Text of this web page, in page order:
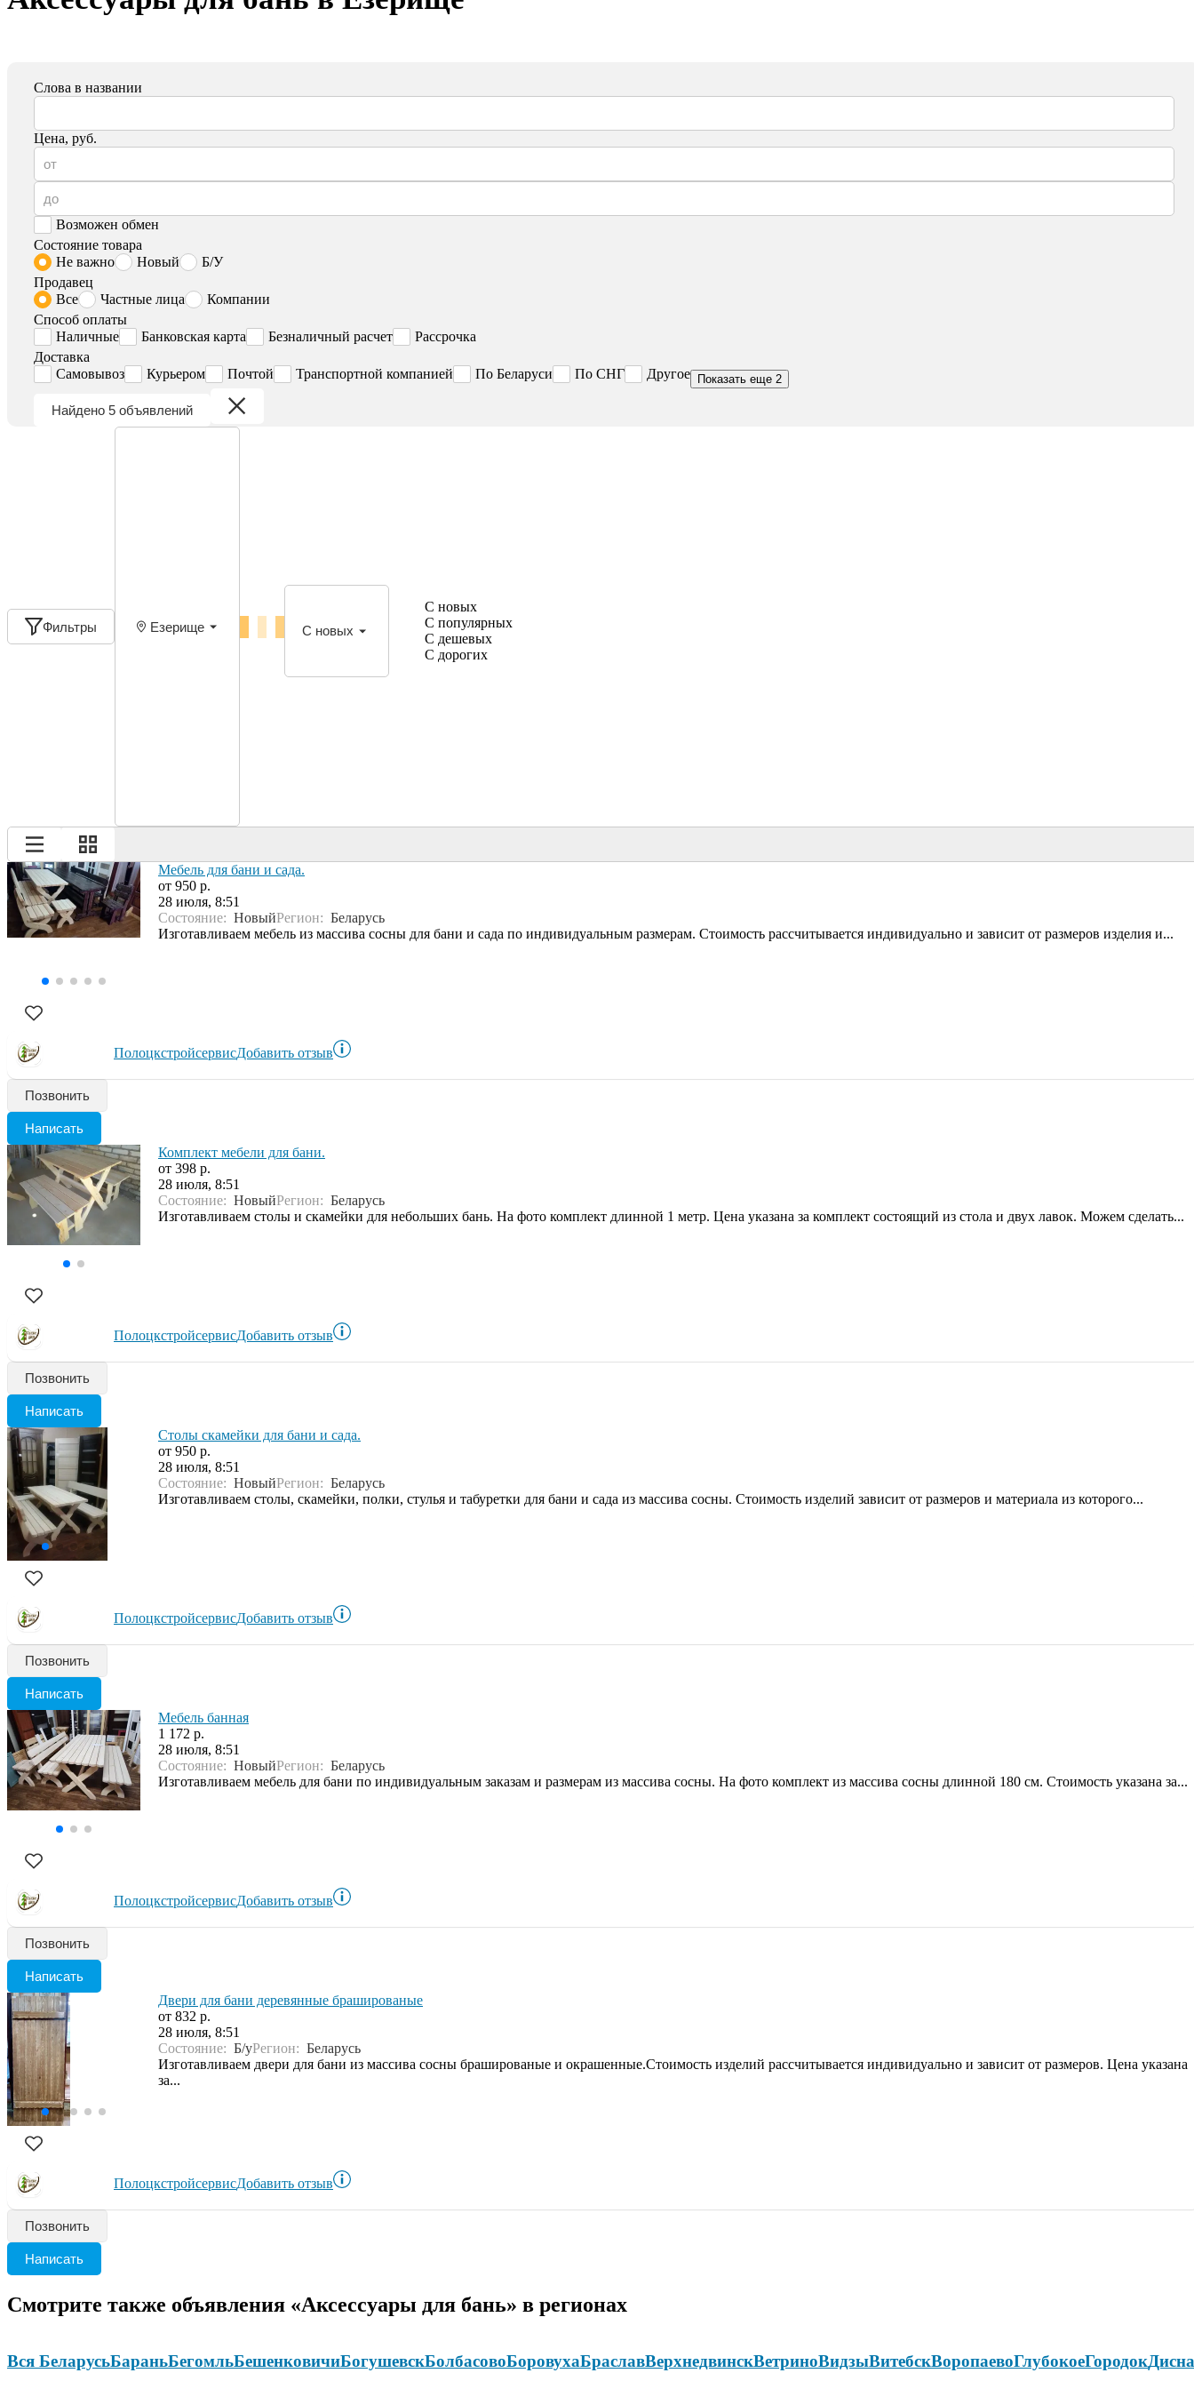
Слова в названии
Цена, руб.
Возможен обмен
Состояние товара
Не важно
Новый
Б/У
Продавец
Все
Частные лица
Компании
Способ оплаты
Наличные
Банковская карта Безналичный расчет
Рассрочка
Доставка
Самовывоз
Курьером Почтой Транспортной компанией По Беларуси По СНГ Другое Показать еще 2
Найдено 5 объявлений
Фильтры Езерище С новых
С новых
С популярных
С дешевых
С дорогих
Мебель для бани и сада.
от 950 р.
28 июля, 8:51
Состояние: НовыйРегион: Беларусь
Изготавливаем мебель из массива сосны для бани и сада по индивидуальным размерам. Стоимость рассчитывается индивидуально и зависит от размеров изделия и...
ПолоцкстройсервисДобавить отзыв
Позвонить
Написать
Комплект мебели для бани.
от 398 р.
28 июля, 8:51
Состояние: НовыйРегион: Беларусь
Изготавливаем столы и скамейки для небольших бань. На фото комплект длинной 1 метр. Цена указана за комплект состоящий из стола и двух лавок. Можем сделать...
ПолоцкстройсервисДобавить отзыв
Позвонить
Написать
Столы скамейки для бани и сада.
от 950 р.
28 июля, 8:51
Состояние: НовыйРегион: Беларусь
Изготавливаем столы, скамейки, полки, стулья и табуретки для бани и сада из массива сосны. Стоимость изделий зависит от размеров и материала из которого...
ПолоцкстройсервисДобавить отзыв
Позвонить
Написать
Мебель банная
1 172 р.
28 июля, 8:51
Состояние: НовыйРегион: Беларусь
Изготавливаем мебель для бани по индивидуальным заказам и размерам из массива сосны. На фото комплект из массива сосны длинной 180 см. Стоимость указана за...
ПолоцкстройсервисДобавить отзыв
Позвонить
Написать
Двери для бани деревянные брашированые
от 832 р.
28 июля, 8:51
Состояние: Б/уРегион: Беларусь
Изготавливаем двери для бани из массива сосны брашированые и окрашенные.Стоимость изделий рассчитывается индивидуально и зависит от размеров. Цена указана
за...
ПолоцкстройсервисДобавить отзыв
Позвонить
Написать
Смотрите также объявления «Аксессуары для бань» в регионах
Вся БеларусьБараньБегомльБешенковичиБогушевскБолбасовоБоровухаБраславВерхнедвинскВетриноВидзыВитебскВоропаевоГлубокоеГородокДисна